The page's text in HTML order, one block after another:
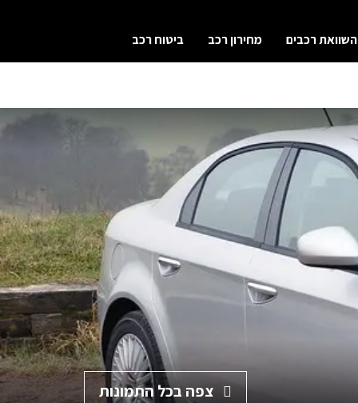
השוואת רכבים מחירון רכב ביטוח רכב
צפה בכל התמונות